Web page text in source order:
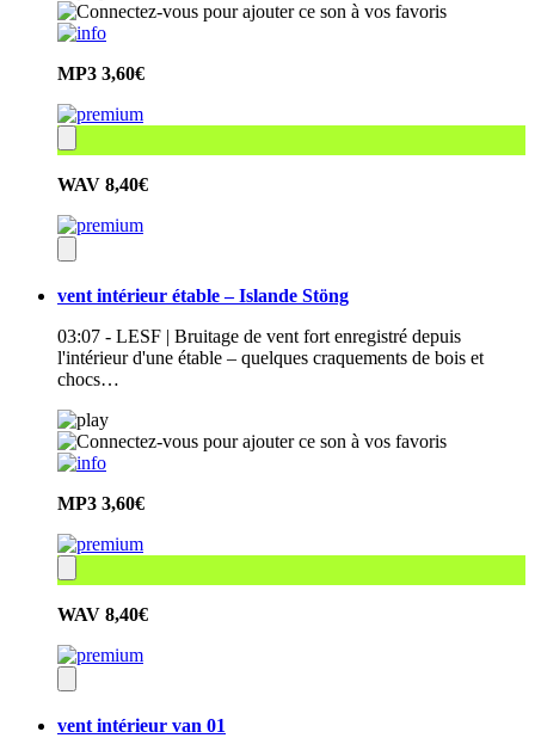
MP3 3,60€
WAV 8,40€
vent intérieur étable – Islande Stöng
03:07 - LESF | Bruitage de vent fort enregistré depuis
l'intérieur d'une étable – quelques craquements de bois et
chocs…
MP3 3,60€
WAV 8,40€
vent intérieur van 01